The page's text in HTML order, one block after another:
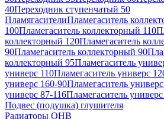
40Переходник ступенчатый 50
ПламягасителиПламегаситель
100Пламегаситель коллекторный 110
коллекторный 120Пламегаситель
90Пламегаситель коллекторный 90
коллекторный 95Пламегаситель
универс 110Пламегаситель универс
универс 160-90Пламегаситель
универс 87-116Пламегаситель
Подвес (подушка) глушителя
Радиаторы ОНВ